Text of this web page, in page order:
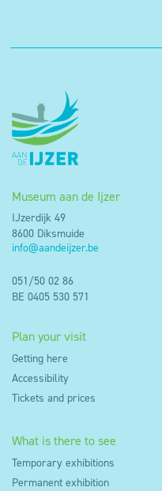
Museum aan de Ijzer
IJzerdijk 49
8600 Diksmuide
info@aandeijzer.be
051/50 02 86
BE 0405 530 571
Plan your visit
Getting here
Accessibility
Tickets and prices
What is there to see
Temporary exhibitions
Permanent exhibition